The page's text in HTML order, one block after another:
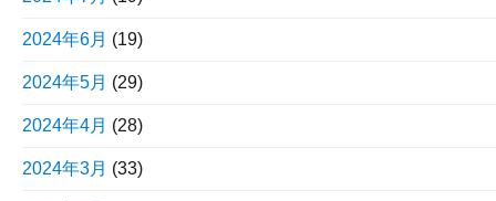
2024年6月 (19)
2024年5月 (29)
2024年4月 (28)
2024年3月 (33)